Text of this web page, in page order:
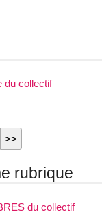
du collectif
rubrique
du collectif